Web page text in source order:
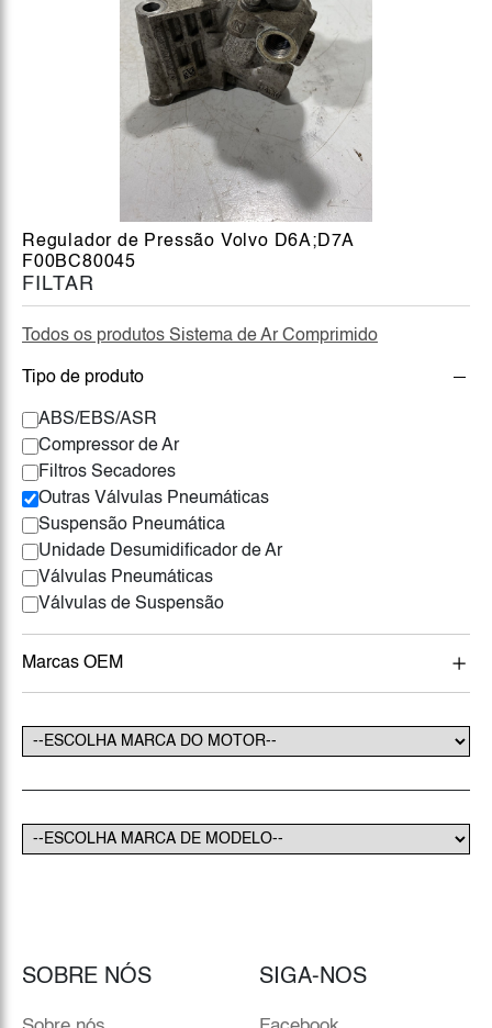
FILTAR
Todos os produtos Sistema de Ar Comprimido
Tipo de produto
ABS/EBS/ASR
Compressor de Ar
Filtros Secadores
Outras Válvulas Pneumáticas
Suspensão Pneumática
Unidade Desumidificador de Ar
Válvulas Pneumáticas
Válvulas de Suspensão
Marcas OEM
Regulador de Pressão Volvo D6A;D7A
F00BC80045
SOBRE NÓS SIGA-NOS